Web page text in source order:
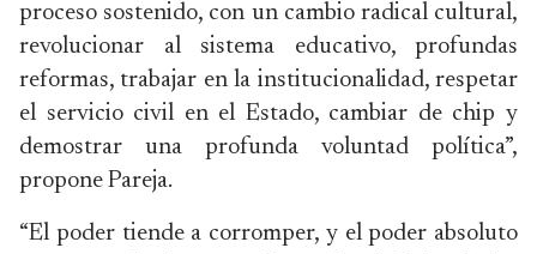
proceso sostenido, con un cambio radical cultural,
revolucionar al sistema educativo, profundas
reformas, trabajar en la institucionalidad, respetar
el servicio civil en el Estado, cambiar de chip y
demostrar una profunda voluntad política”,
propone Pareja.
“El poder tiende a corromper, y el poder absoluto